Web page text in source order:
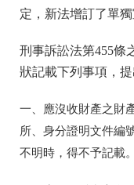
定，新法增訂了單
刑事訴訟法第455條
狀記載下列事項，
一、應沒收財產之財
所、身分證明文件編
不明時，得不予記載。